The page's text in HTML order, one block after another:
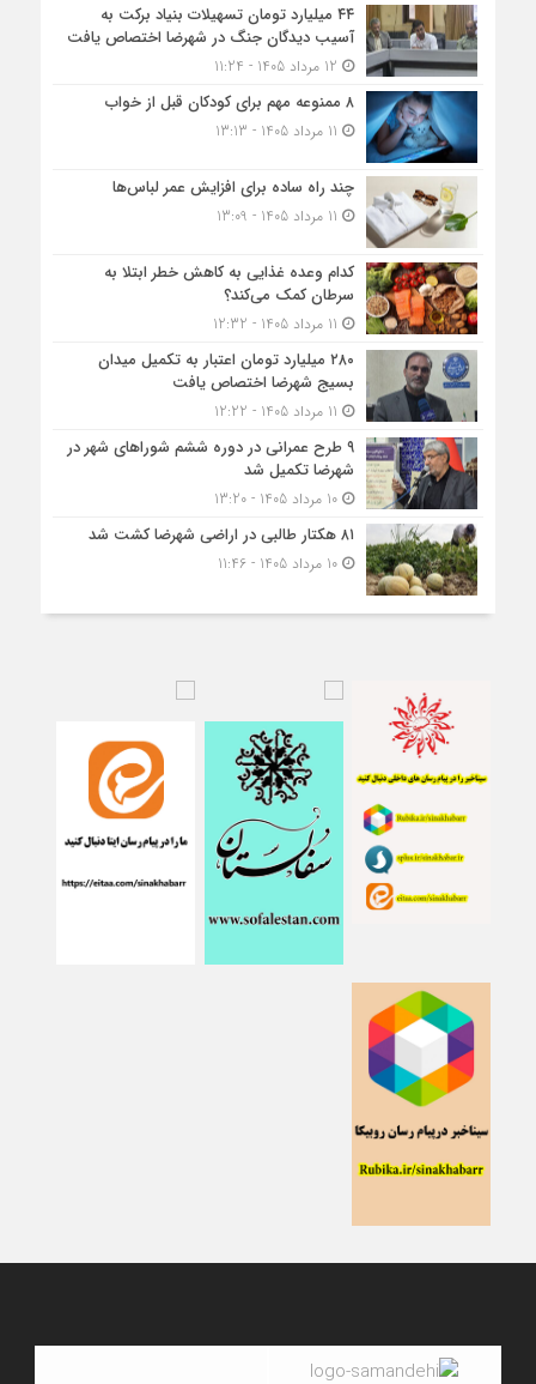
۴۴ میلیارد تومان تسهیلات بنیاد برکت به
آسیب دیدگان جنگ در شهرضا اختصاص یافت
۸ ممنوعه مهم برای کودکان قبل از خواب
چند راه ساده برای افزایش عمر لباس‌ها
کدام وعده غذایی به کاهش خطر ابتلا به
سرطان کمک می‌کند؟
۲۸۰ میلیارد تومان اعتبار به تکمیل میدان
بسیج شهرضا اختصاص یافت
۹ طرح عمرانی در دوره ششم شوراهای شهر در
شهرضا تکمیل شد
10 مرداد 1405 - 13:20
۸۱ هکتار طالبی در اراضی شهرضا کشت شد
10 مرداد 1405 - 11:46